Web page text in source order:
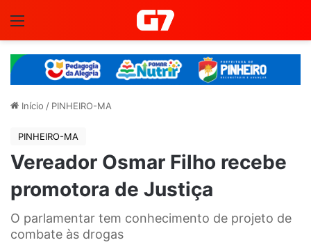
Início / PINHEIRO-MA
PINHEIRO-MA
Vereador Osmar Filho recebe
promotora de Justiça
O parlamentar tem conhecimento de projeto de
combate às drogas